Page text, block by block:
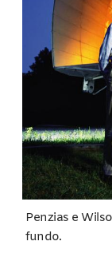
Penzias e
fundo.